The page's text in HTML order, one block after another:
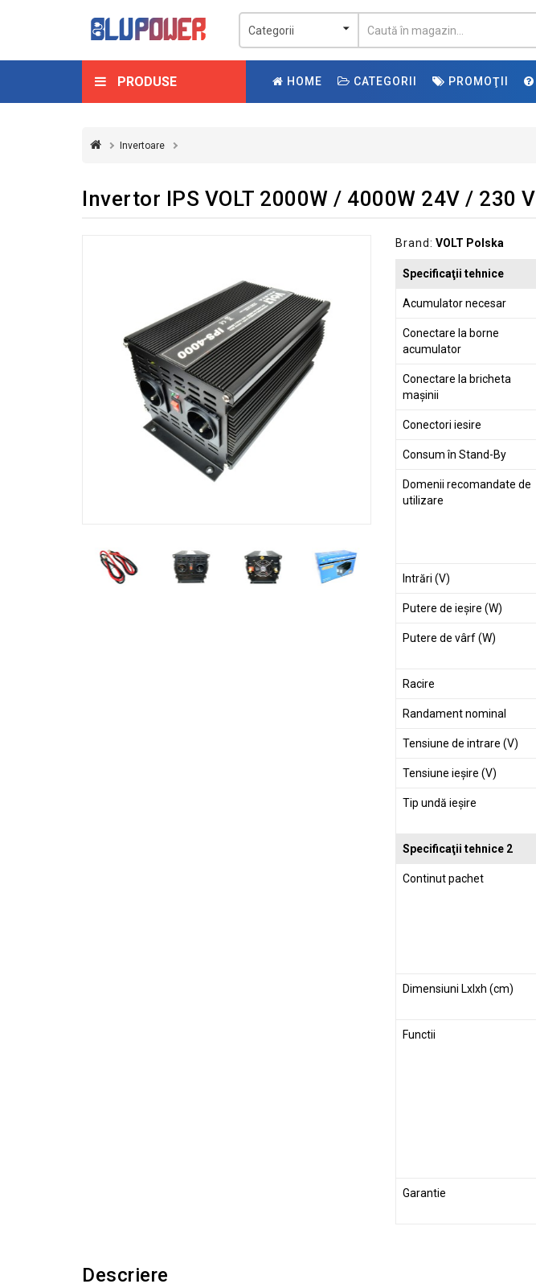
PRODUSE HOME CATEGORII PROMOŢII
Invertoare
Invertor IPS VOLT 2000W / 4000W 24V / 230 V
Brand: VOLT Polska
Specificaţii tehnice
Acumulator necesar
Conectare la borne
acumulator
Conectare la bricheta
mașinii
Conectori iesire
Consum în Stand-By
Domenii recomandate de
utilizare
Intrări (V)
Putere de ieșire (W)
Putere de vârf (W)
Racire
Randament nominal
Tensiune de intrare (V)
Tensiune ieșire (V)
Tip undă ieșire
Specificaţii tehnice 2
Continut pachet
Dimensiuni Lxlxh (cm)
Functii
Garantie
Descriere